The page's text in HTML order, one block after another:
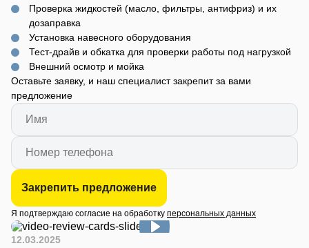
Проверка жидкостей (масло, фильтры, антифриз) и их
дозаправка
Установка навесного оборудования
Тест-драйв и обкатка для проверки работы под нагрузкой
Внешний осмотр и мойка
Оставьте заявку, и наш специалист закрепит за вами
предложение
Закрепить предложение
Я подтверждаю согласие на обработку персональных данных
12.03.2025